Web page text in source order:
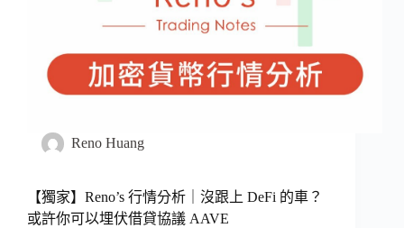
Reno Huang
【獨家】Reno’s 行情分析｜沒跟上 DeFi 的車？
或許你可以埋伏借貸協議 AAVE